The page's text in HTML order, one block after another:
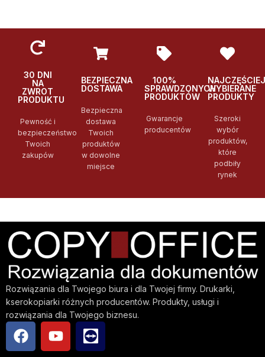
30 DNI
NA
ZWROT
PRODUKTU
Pewność i
bezpieczeństwo
Twoich
zakupów
BEZPIECZNA
DOSTAWA
Bezpieczna
dostawa
Twoich
produktów
w dowolne
miejsce
100%
SPRAWDZONYCH
PRODUKTÓW
Gwarancje
producentów
NAJCZĘŚCIEJ
WYBIERANE
PRODUKTY
Szeroki
wybór
produktów,
które
podbiły
rynek
Rozwiązania dla Twojego biura i dla Twojej firmy. Drukarki,
kserokopiarki różnych producentów. Produkty, usługi i
rozwiązania dla Twojego biznesu.